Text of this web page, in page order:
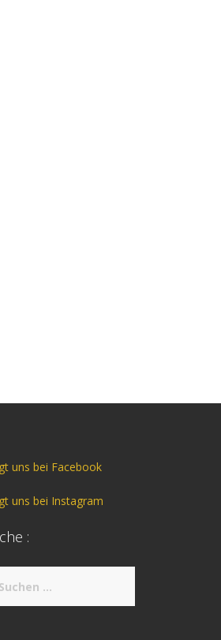
uns bei Facebook
uns bei Instagram
: